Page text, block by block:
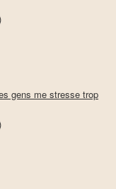
gens me stresse trop